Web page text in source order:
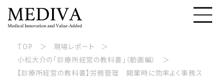
TOP
現場レポート
小松大介の「診療所経営の教科書」（動画編）
【診療所経営の教科書】労務管理 開業時に効率よく事務ス